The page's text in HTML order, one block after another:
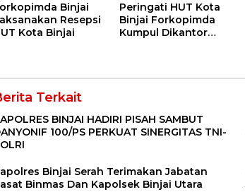
Binjai
Resepsi
Kota Binjai
Peringati HUT Kota
Binjai Forkopimda
Kumpul Dikantor
Terkait
BINJAI HADIRI PISAH SAMBUT
100/PS PERKUAT SINERGITAS TNI-
Binjai Serah Terimakan Jabatan
Binmas Dan Kapolsek Binjai Utara